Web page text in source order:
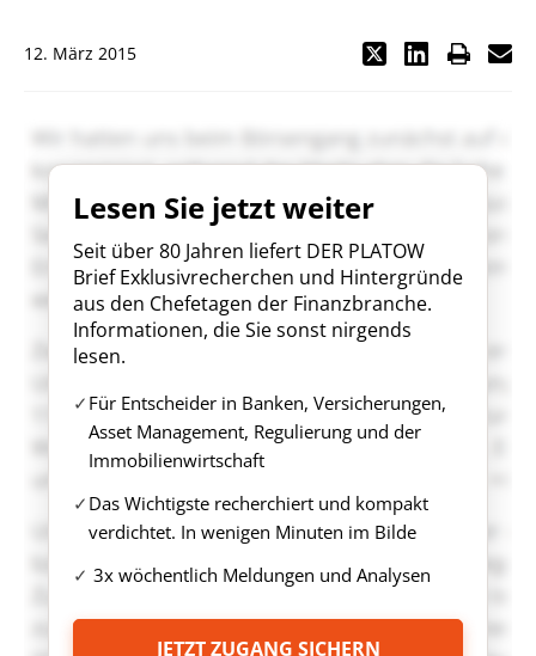
12. März 2015
Lesen Sie jetzt weiter
Seit über 80 Jahren liefert DER PLATOW
Brief Exklusivrecherchen und Hintergründe
aus den Chefetagen der Finanzbranche.
Informationen, die Sie sonst nirgends
lesen.
Für Entscheider in Banken, Versicherungen,
Asset Management, Regulierung und der
Immobilienwirtschaft
Das Wichtigste recherchiert und kompakt
verdichtet. In wenigen Minuten im Bilde
3x wöchentlich Meldungen und Analysen
JETZT ZUGANG SICHERN